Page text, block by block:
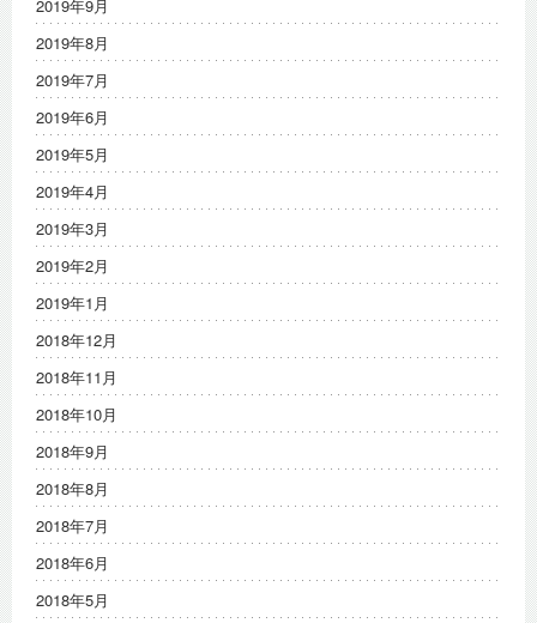
2019年9月
2019年8月
2019年7月
2019年6月
2019年5月
2019年4月
2019年3月
2019年2月
2019年1月
2018年12月
2018年11月
2018年10月
2018年9月
2018年8月
2018年7月
2018年6月
2018年5月